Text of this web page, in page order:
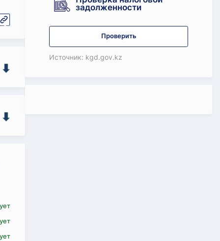
задолженности
Проверить
Источник: kgd.gov.kz